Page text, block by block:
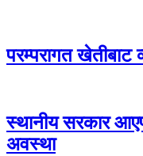
परम्परागत खेतीबाट
स्थानीय सरकार
अवस्था